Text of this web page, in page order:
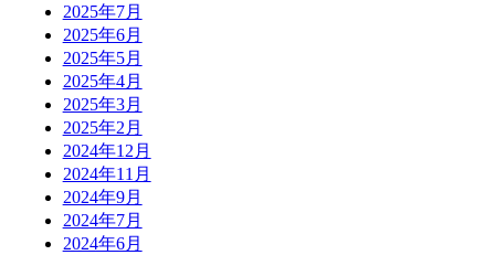
2025年7月
2025年6月
2025年5月
2025年4月
2025年3月
2025年2月
2024年12月
2024年11月
2024年9月
2024年7月
2024年6月